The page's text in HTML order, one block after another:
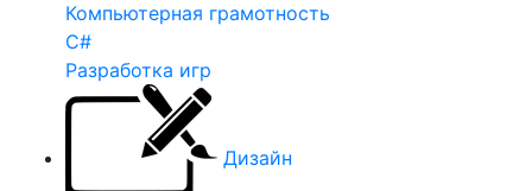
Компьютерная грамотность
C#
Разработка игр
Дизайн